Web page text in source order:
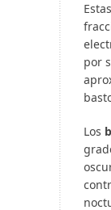
por
Los